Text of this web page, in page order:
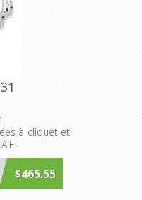
à cliquet et
$465.55